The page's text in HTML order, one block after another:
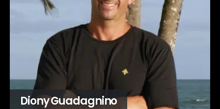
Diony Guadagnino